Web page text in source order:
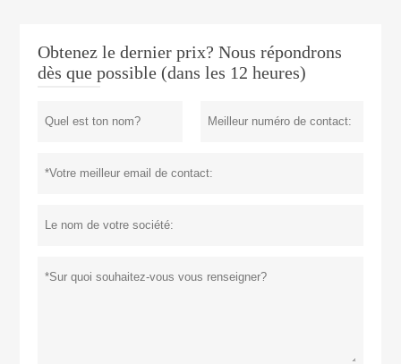
Obtenez le dernier prix? Nous répondrons
dès que possible (dans les 12 heures)